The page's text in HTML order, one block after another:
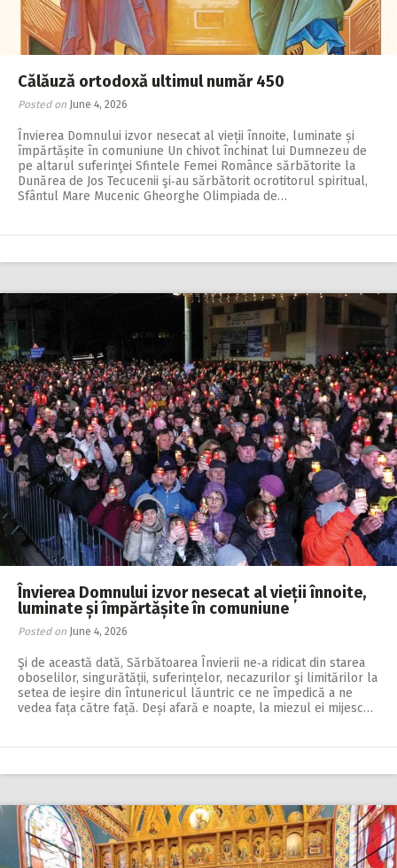
2018
2017
2016
2015
2014
2013
2012
Călăuză ortodoxă ultimul număr 450
Posted on June 4, 2026
Învierea Domnului izvor nesecat al vieții înnoite, luminate și
împărtășite în comuniune Un chivot închinat lui Dumnezeu de
pe altarul suferinţei Sfintele Femei Românce sărbătorite la
Dunărea de Jos Tecucenii şi‑au sărbătorit ocrotitorul spiritual,
Sfântul Mare Mucenic Gheorghe Olimpiada de…
Învierea Domnului izvor nesecat al vieții înnoite,
luminate și împărtășite în comuniune
Posted on June 4, 2026
Şi de această dată, Sărbătoarea Învierii ne‑a ridicat din starea
oboselilor, singurătății, suferințelor, necazurilor şi limitărilor la
setea de ieșire din întunericul lăuntric ce ne împedică a ne
vedea fața către față. Deși afară e noapte, la miezul ei mijesc…